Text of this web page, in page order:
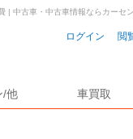
ログイン 閲
/他 車買取
| 中古車・中古車情報ならカーセ